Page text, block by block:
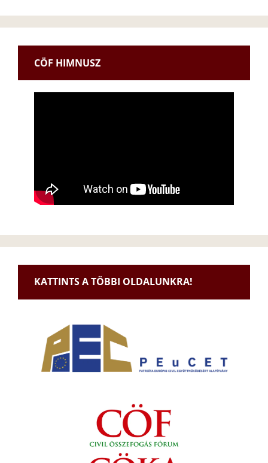
CÖF HIMNUSZ
KATTINTS A TÖBBI OLDALUNKRA!